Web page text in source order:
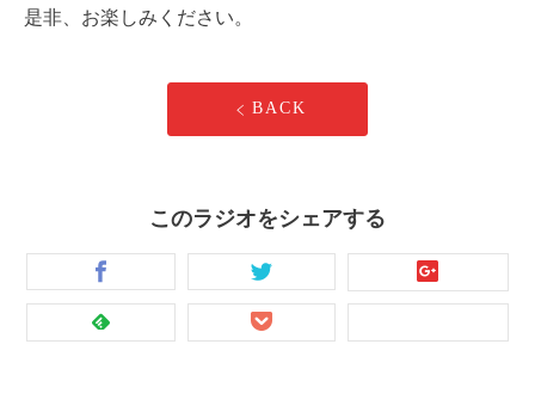
是非、お楽しみください。
BACK
このラジオをシェアする